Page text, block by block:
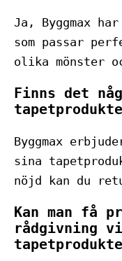
Ja, Byggmax
som passar
olika mönster
Finns det
Byggmax
sina
nöjd kan du
Kan man få
rådgivning